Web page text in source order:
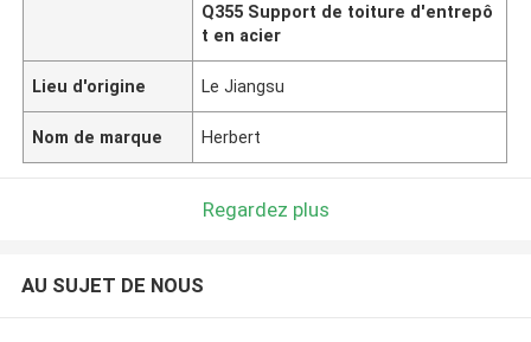
Q355 Support de toiture d'entrepô
t en acier
Lieu d'origine Le Jiangsu
Nom de marque Herbert
Regardez plus
AU SUJET DE NOUS